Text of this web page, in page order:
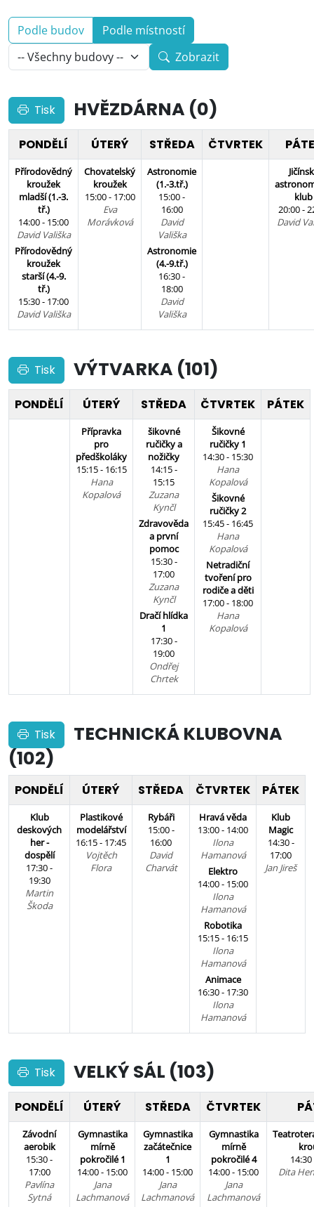
Podle budov
Podle místností
Zobrazit
Tisk HVĚZDÁRNA (0)
PONDĚLÍ ÚTERÝ STŘEDA ČTVRTEK
Přírodovědný
kroužek
mladší (1.-3.
tř.)
14:00 - 15:00
David Vališka
Přírodovědný
kroužek
starší (4.-9.
tř.)
15:30 - 17:00
David Vališka
Chovatelský
kroužek
15:00 - 17:00
Eva
Morávková
Astronomie
(1.-3.tř.)
15:00 -
16:00
David
Vališka
Astronomie
(4.-9.tř.)
16:30 -
18:00
David
Vališka
klub
20:00 -
David
Tisk VÝTVARKA (101)
PONDĚLÍ ÚTERÝ STŘEDA ČTVRTEK PÁTEK
Přípravka
pro
předškoláky
15:15 - 16:15
Hana
Kopalová
šikovné
ručičky a
nožičky
14:15 -
15:15
Zuzana
Kynčl
Zdravověda
a první
pomoc
15:30 -
17:00
Zuzana
Kynčl
Dračí hlídka
1
17:30 -
19:00
Ondřej
Chrtek
Šikovné
ručičky 1
14:30 - 15:30
Hana
Kopalová
Šikovné
ručičky 2
15:45 - 16:45
Hana
Kopalová
Netradiční
tvoření pro
rodiče a děti
17:00 - 18:00
Hana
Kopalová
Tisk
TECHNICKÁ KLUBOVNA
(102)
PONDĚLÍ ÚTERÝ STŘEDA ČTVRTEK PÁTEK
Klub
deskových
her -
dospělí
17:30 -
19:30
Martin
Škoda
Plastikové
modelářství
16:15 - 17:45
Vojtěch
Flora
Rybáři
15:00 -
16:00
David
Charvát
Hravá věda
13:00 - 14:00
Ilona
Hamanová
Elektro
14:00 - 15:00
Ilona
Hamanová
Robotika
15:15 - 16:15
Ilona
Hamanová
Animace
16:30 - 17:30
Ilona
Hamanová
Klub
Magic
14:30 -
17:00
Jan Jireš
Tisk VELKÝ SÁL (103)
PONDĚLÍ ÚTERÝ STŘEDA ČTVRTEK
Závodní
aerobik
15:30 -
17:00
Pavlína
Sytná
Gymnastika
mírně
pokročilé 1
14:00 - 15:00
Jana
Lachmanová
Gymnastika
začátečnice
1
14:00 - 15:00
Jana
Lachmanová
Gymnastika
mírně
pokročilé 4
14:00 - 15:00
Jana
Lachmanová
Dita